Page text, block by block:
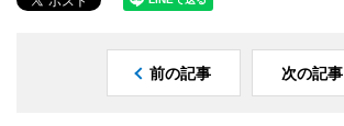
前の記事 次の記事